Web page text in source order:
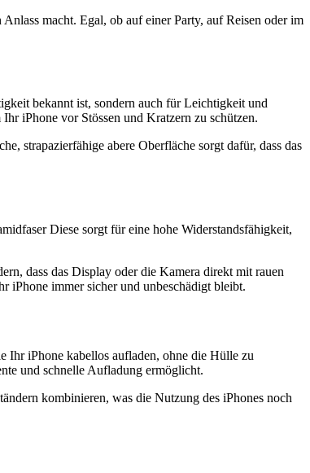
macht. Egal, ob auf einer Party, auf Reisen oder im
bekannt ist, sondern auch für Leichtigkeit und
iPhone vor Stössen und Kratzern zu schützen.
strapazierfähige abere Oberfläche sorgt dafür, dass das
Diese sorgt für eine hohe Widerstandsfähigkeit,
dass das Display oder die Kamera direkt mit rauen
iPhone immer sicher und unbeschädigt bleibt.
Ihr iPhone kabellos aufladen, ohne die Hülle zu
und schnelle Aufladung ermöglicht.
kombinieren, was die Nutzung des iPhones noch